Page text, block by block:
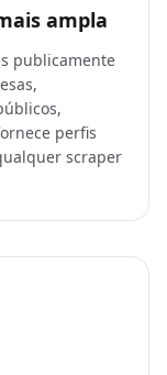
ampla
publicamente
perfis
scraper